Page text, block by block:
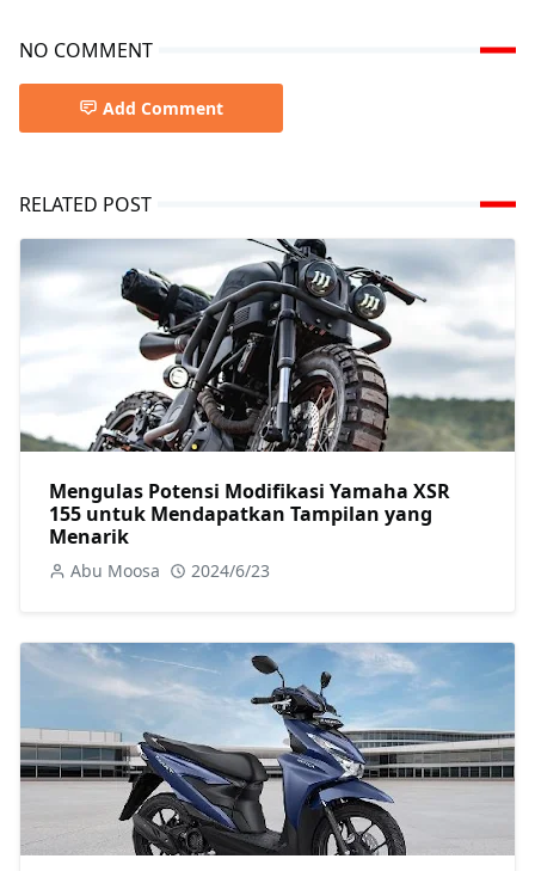
NO COMMENT
Add Comment
RELATED POST
Mengulas Potensi Modifikasi Yamaha XSR
155 untuk Mendapatkan Tampilan yang
Menarik
Abu Moosa 2024/6/23